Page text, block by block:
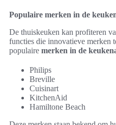
Populaire merken in de
De thuiskeuken kan profiteren
functies die innovatieve merken
populaire merken in de
Philips
Breville
Cuisinart
KitchenAid
Hamiltone Beach